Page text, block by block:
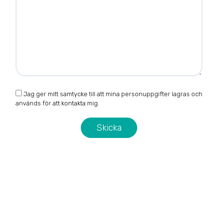
Jag ger mitt samtycke till att mina personuppgifter lagras och
används för att kontakta mig.